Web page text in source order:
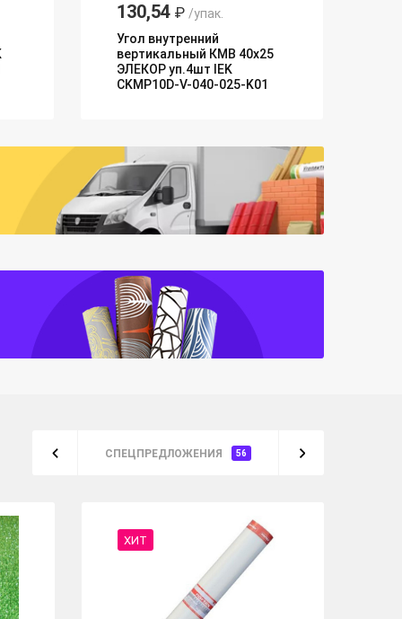
130,54 ₽ /упак.
Угол внутренний
вертикальный КМВ 40х25
ЭЛЕКОР уп.4шт IEK
CKMP10D-V-040-025-K01
СПЕЦПРЕДЛОЖЕНИЯ 56
ХИТ